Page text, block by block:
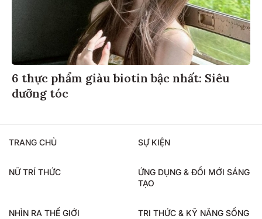
6 thực phẩm giàu biotin bậc nhất: Siêu
dưỡng tóc
TRANG CHỦ SỰ KIỆN
NỮ TRÍ THỨC
ỨNG DỤNG & ĐỔI MỚI SÁNG
TẠO
NHÌN RA THẾ GIỚI TRI THỨC & KỸ NĂNG SỐNG